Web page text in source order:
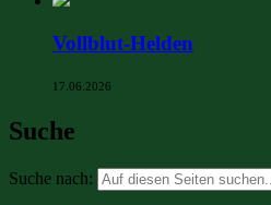
Vollblut-Helden
17.06.2026
Suche
Suche nach: